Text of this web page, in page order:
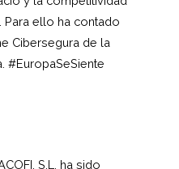
Para ello ha contado
Cibersegura de la
#EuropaSeSiente
S.L. ha sido